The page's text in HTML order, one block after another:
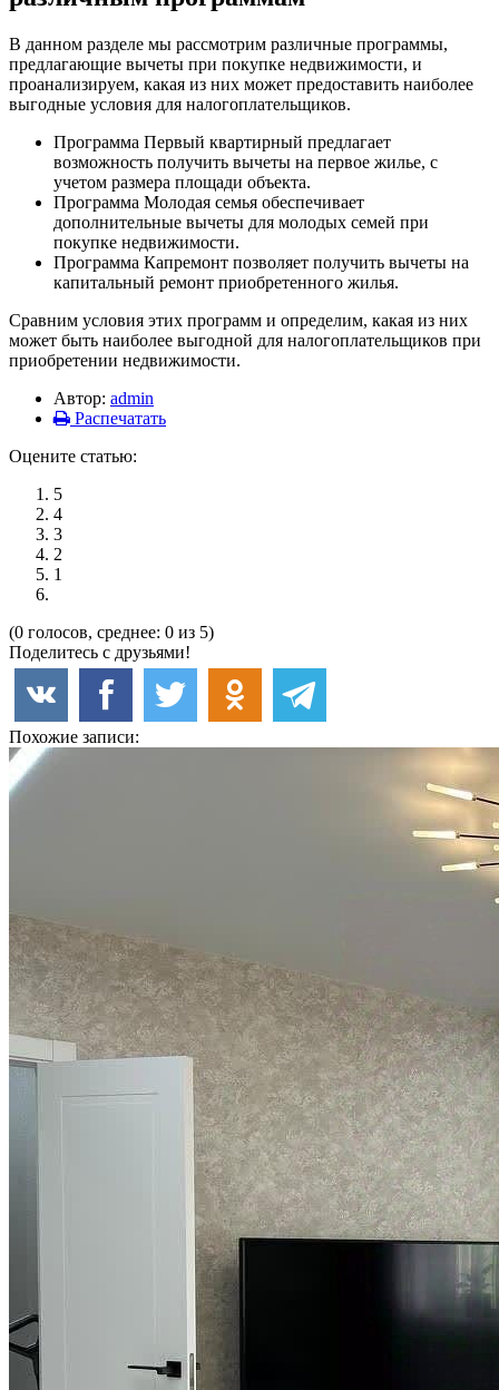
В данном разделе мы рассмотрим различные программы,
предлагающие вычеты при покупке недвижимости, и
проанализируем, какая из них может предоставить наиболее
выгодные условия для налогоплательщиков.
Программа Первый квартирный предлагает
возможность получить вычеты на первое жилье, с
учетом размера площади объекта.
Программа Молодая семья обеспечивает
дополнительные вычеты для молодых семей при
покупке недвижимости.
Программа Капремонт позволяет получить вычеты на
капитальный ремонт приобретенного жилья.
Сравним условия этих программ и определим, какая из них
может быть наиболее выгодной для налогоплательщиков при
приобретении недвижимости.
Автор: admin
Распечатать
Оцените статью:
5
4
3
2
1
(0 голосов, среднее: 0 из 5)
Поделитесь с друзьями!
Похожие записи: